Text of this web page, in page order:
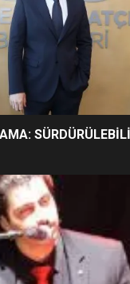
SATRANÇ
KAYITLARI
YÖNETİM NASIL